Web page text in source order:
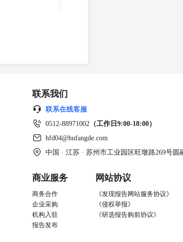
联系我们
联系在线客服
0512-88971002 （工作日9:00-18:00）
hfd04@hufangde.com
中国 · 江苏 · 苏州市工业园区旺墩路269号圆
商业服务
商务合作
企业采购
机构入驻
报告发布
网站协议
《发现报告网站服务协议》
《侵权举报》
《研选报告购前协议》